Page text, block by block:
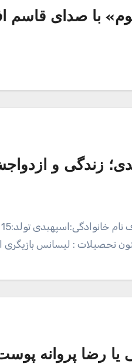
با صدای قاسم
زندگی و
یا رضا پروانه